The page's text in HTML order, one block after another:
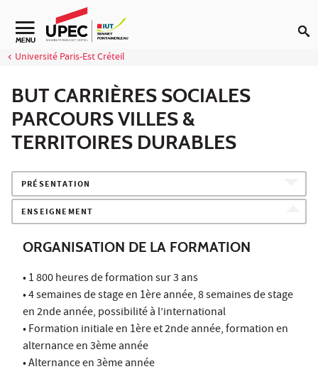
Aller au contenu
Navigation secondaire
MENU
Université Paris-Est Créteil
BUT CARRIÈRES SOCIALES
PARCOURS VILLES &
TERRITOIRES DURABLES
PRÉSENTATION
ENSEIGNEMENT
ORGANISATION DE LA FORMATION
• 1 800 heures de formation sur 3 ans
• 4 semaines de stage en 1ère année, 8 semaines de stage
en 2nde année, possibilité à l’international
• Formation initiale en 1ère et 2nde année, formation en
alternance en 3ème année
• Alternance en 3ème année